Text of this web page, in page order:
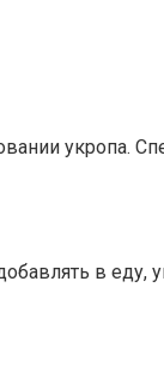
укропа.
в